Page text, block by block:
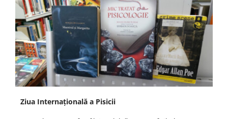
Ziua Internațională a Pisicii